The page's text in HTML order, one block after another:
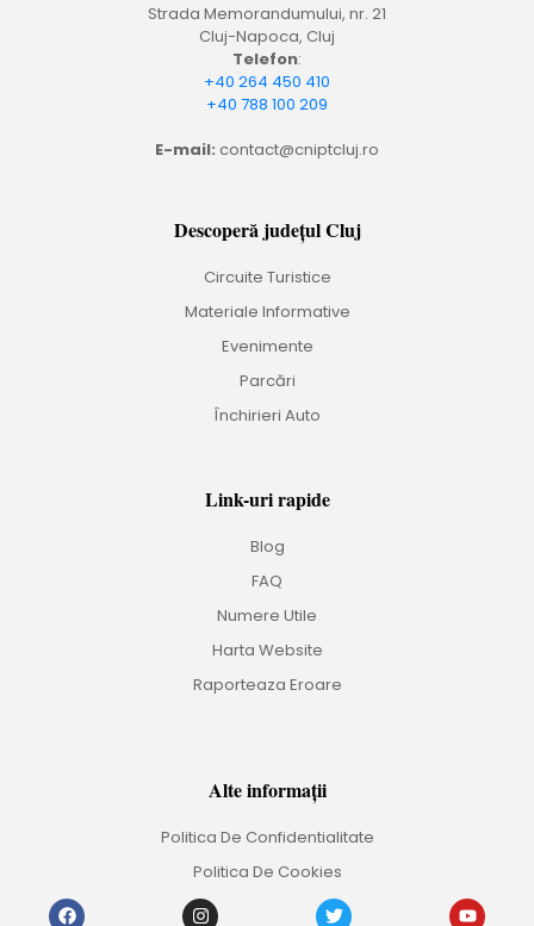
Strada Memorandumului, nr. 21
Cluj-Napoca, Cluj
Telefon:
+40 264 450 410
+40 788 100 209
E-mail: contact@cniptcluj.ro
Descoperă județul Cluj
Circuite Turistice
Materiale Informative
Evenimente
Parcări
Închirieri Auto
Link-uri rapide
Blog
FAQ
Numere Utile
Harta Website
Raporteaza Eroare
Alte informații
Politica De Confidentialitate
Politica De Cookies